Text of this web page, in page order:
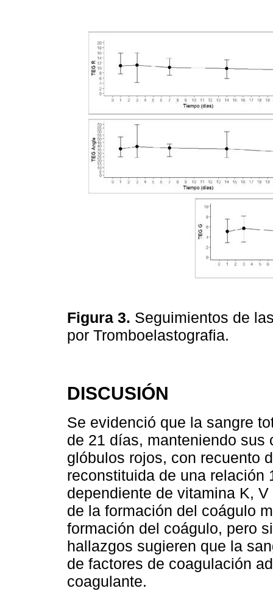
Figura 3. Seguimientos de
por Tromboelastografia.
DISCUSIÓN
Se evidenció que la sangre
de 21 días, manteniendo sus
glóbulos rojos, con recuento
reconstituida de una relación
dependiente de vitamina K,
de la formación del coágulo
formación del coágulo, pero
hallazgos sugieren que la
de factores de coagulación
coagulante.